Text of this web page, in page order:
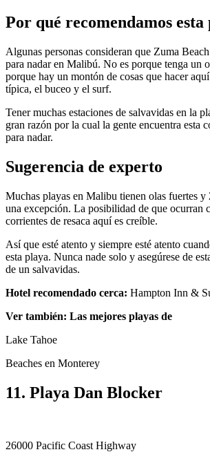
Por qué recomendamos esta
Algunas personas consideran que Zuma
para nadar en Malibú. No es porque tenga un
porque hay un montón de cosas que hacer
típica, el buceo y el surf.
Tener muchas estaciones de salvavidas en la
gran razón por la cual la gente encuentra esta
para nadar.
Sugerencia de experto
Muchas playas en Malibu tienen olas fuertes y
una excepción. La posibilidad de que ocurran
corrientes de resaca aquí es creíble.
Así que esté atento y siempre esté atento
esta playa. Nunca nade solo y asegúrese de
de un salvavidas.
Hotel recomendado cerca: Hampton Inn &
Ver también: Las mejores playas de
Lake Tahoe
Beaches en Monterey
11. Playa Dan Blocker
26000 Pacific Coast Highway